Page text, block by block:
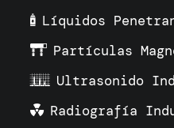
Líquidos
Partículas
Ultrasonido
Radiografía